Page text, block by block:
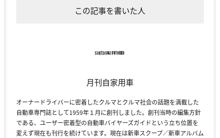
この記事を書いた人
月刊自家用車
オーナードライバーに密着したクルマとクルマ社会の話題を満載した
自動車専門誌として1959年１月に創刊しました。創刊当時の編集方針
である、ユーザー密着型の自動車バイヤーズガイドという立ち位置を
変えず現在も刊行を続けています。現在は新車スクープ／新車アルバム